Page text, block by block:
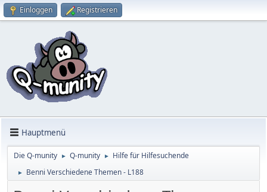
Einloggen Registrieren
Hauptmenü
Die Q-munity ► Q-munity ► Hilfe für Hilfesuchende
► Benni Verschiedene Themen - L188